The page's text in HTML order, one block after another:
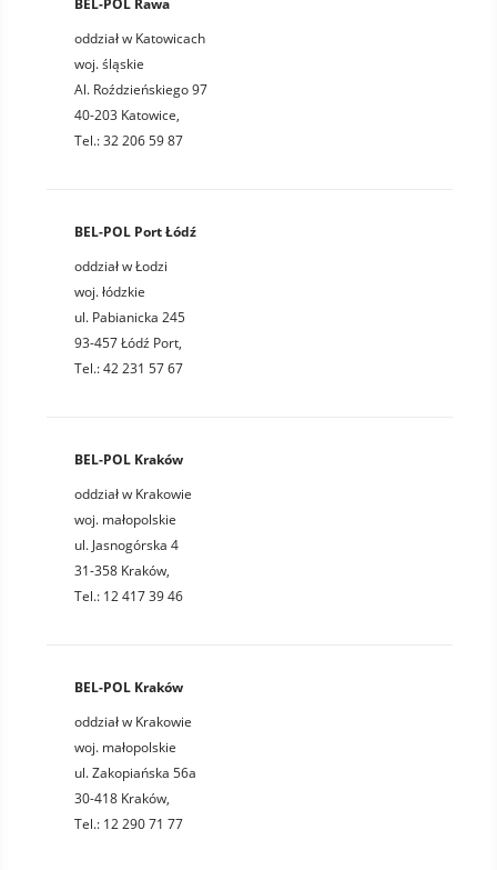
BEL-POL Rawa
oddział w Katowicach
woj. śląskie
Al. Roździeńskiego 97
40-203 Katowice,
Tel.: 32 206 59 87
BEL-POL Port Łódź
oddział w Łodzi
woj. łódzkie
ul. Pabianicka 245
93-457 Łódź Port,
Tel.: 42 231 57 67
BEL-POL Kraków
oddział w Krakowie
woj. małopolskie
ul. Jasnogórska 4
31-358 Kraków,
Tel.: 12 417 39 46
BEL-POL Kraków
oddział w Krakowie
woj. małopolskie
ul. Zakopiańska 56a
30-418 Kraków,
Tel.: 12 290 71 77